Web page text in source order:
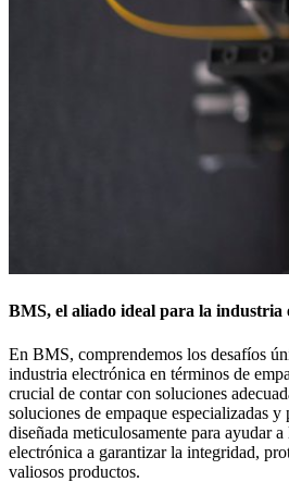
BMS, el aliado ideal para la industria
En BMS, comprendemos los desafíos
industria electrónica en términos de
crucial de contar con soluciones
soluciones de empaque especializadas y
diseñada meticulosamente para ayudar
electrónica a garantizar la integridad,
valiosos productos.